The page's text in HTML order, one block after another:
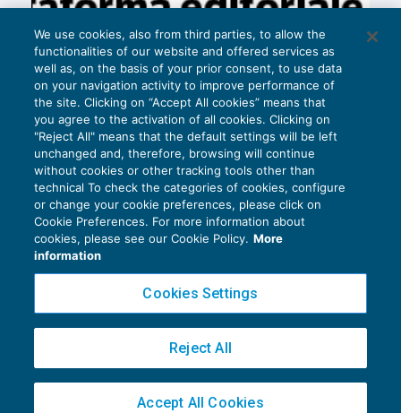
Privacy Policy
Cookie Policy
Copyright 2016 ©Gruppo Euroconference S.p.A.v2.32.4
Piazza Luigi Einaudi, 10N01 - 20124 Milano - info@ecnews.it
02776120236
We use cookies, also from third parties, to allow the
functionalities of our website and offered services as
well as, on the basis of your prior consent, to use data
on your navigation activity to improve performance of
the site. Clicking on “Accept All cookies” means that
you agree to the activation of all cookies. Clicking on
"Reject All" means that the default settings will be left
unchanged and, therefore, browsing will continue
without cookies or other tracking tools other than
technical To check the categories of cookies, configure
or change your cookie preferences, please click on
Cookie Preferences. For more information about
cookies, please see our Cookie Policy. More
information
Cookies Settings
Reject All
Accept All Cookies